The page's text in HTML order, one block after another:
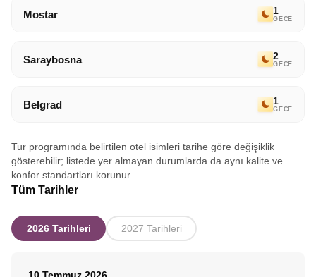
Mostar 1
GECE
Saraybosna 2
GECE
Belgrad 1
GECE
Tur programında belirtilen otel isimleri tarihe göre değişiklik
gösterebilir; listede yer almayan durumlarda da aynı kalite ve
konfor standartları korunur.
Tüm Tarihler
2026 Tarihleri 2027 Tarihleri